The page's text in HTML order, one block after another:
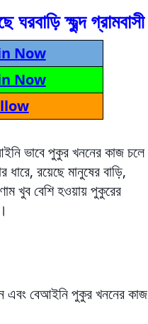
ক্ষুব্দ গ্রামবাসী
Now
Now
ভাবে পুকুর খননের কাজ চলে
রয়েছে মানুষের বাড়ি,
খুব বেশি হওয়ায় পুকুরের
এবং বেআইনি পুকুর খননের কাজ